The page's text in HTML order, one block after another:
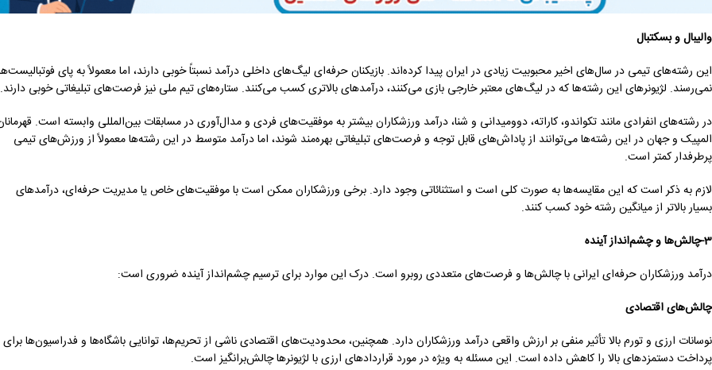
والیبال و بسکتبال
این رشته‌های تیمی در سال‌های اخیر محبوبیت زیادی در ایران پیدا کرده‌اند. بازیکنان حرفه‌ای لیگ‌های داخلی درآمد نسبتاً خوبی دارند، اما معمولاً به پای
نمی‌رسند. لژیونرهای این رشته‌ها که در لیگ‌های معتبر خارجی بازی می‌کنند، درآمدهای بالاتری کسب می‌کنند. ستاره‌های تیم ملی نیز فرصت‌های تبلیغاتی خوبی دارند.
در رشته‌های انفرادی مانند تکواندو، کاراته، دوومیدانی و شنا، درآمد ورزشکاران بیشتر به موفقیت‌های فردی و مدال‌آوری در مسابقات بین‌المللی وابسته است.
المپیک و جهان در این رشته‌ها می‌توانند از پاداش‌های قابل توجه و فرصت‌های تبلیغاتی بهره‌مند شوند، اما درآمد متوسط در این رشته‌ها معمولاً از ورزش‌های تیمی
پرطرفدار کمتر است.
لازم به ذکر است که این مقایسه‌ها به صورت کلی است و استثنائاتی وجود دارد. برخی ورزشکاران ممکن است با موفقیت‌های خاص یا مدیریت حرفه‌ای، درآمدهای
بسیار بالاتر از میانگین رشته خود کسب کنند.
3-چالش‌ها و چشم‌انداز آینده
درآمد ورزشکاران حرفه‌ای ایرانی با چالش‌ها و فرصت‌های متعددی روبرو است. درک این موارد برای ترسیم چشم‌انداز آینده ضروری است:
چالش‌های اقتصادی
نوسانات ارزی و تورم بالا تأثیر منفی بر ارزش واقعی درآمد ورزشکاران دارد. همچنین، محدودیت‌های اقتصادی ناشی از تحریم‌ها، توانایی باشگاه‌ها و فدراسیون‌ها برای
پرداخت دستمزدهای بالا را کاهش داده است. این مسئله به ویژه در مورد قراردادهای ارزی با لژیونرها چالش‌برانگیز است.